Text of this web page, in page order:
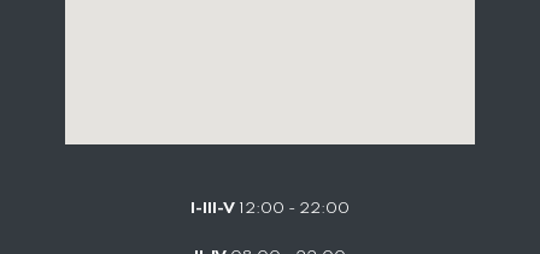
I-III-V 12:00 - 22:00